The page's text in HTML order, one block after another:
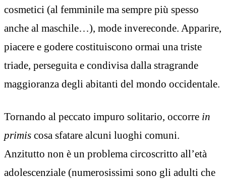
cosmetici (al femminile ma sempre più spesso
anche al maschile…), mode invereconde. Apparire,
piacere e godere costituiscono ormai una triste
triade, perseguita e condivisa dalla stragrande
maggioranza degli abitanti del mondo occidentale.
Tornando al peccato impuro solitario, occorre in
primis cosa sfatare alcuni luoghi comuni.
Anzitutto non è un problema circoscritto all’età
adolescenziale (numerosissimi sono gli adulti che